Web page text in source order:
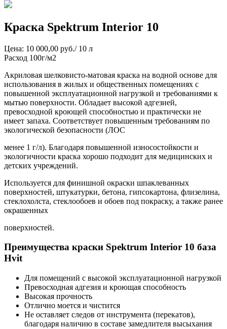
Краска Spektrum Interior 10
Цена: 10 000,00 руб./ 10 л
Расход 100г/м2
Акриловая шелковисто-матовая краска на водной основе для
использования в жилых и общественных помещениях с
повышенной эксплуатационной нагрузкой и требованиями к
мытью поверхности. Обладает высокой адгезией,
превосходной кроющей способностью и практически не
имеет запаха. Соответствует повышенным требованиям по
экологической безопасности (ЛОС
менее 1 г/л). Благодаря повышенной износостойкости и
экологичности краска хорошо подходит для медицинских и
детских учреждений.
Используется для финишной окраски шпаклеванных
поверхностей, штукатурки, бетона, гипсокартона, флизелина,
стеклохолста, стеклообоев и обоев под покраску, а также ранее
окрашенных
поверхностей.
Преимущества краски Spektrum Interior 10 база
Hvit
Для помещений с высокой эксплуатационной нагрузкой
Превосходная адгезия и кроющая способность
Высокая прочность
Отлично моется и чистится
Не оставляет следов от инструмента (перекатов),
благодаря наличию в составе замедлителя высыхания